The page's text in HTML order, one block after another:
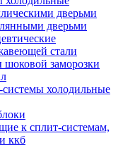
дверьми
дверьми
стали
заморозки
холодильные
к сплит-системам,
ккб